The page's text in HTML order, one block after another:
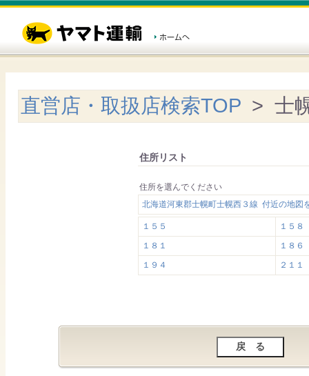
直営店・取扱店検索TOP > 士
住所リスト
住所を選んでください
北海道河東郡士幌町士幌西３線 付近の地図
１５５
１５８
１８１
１８６
１９４
２１１